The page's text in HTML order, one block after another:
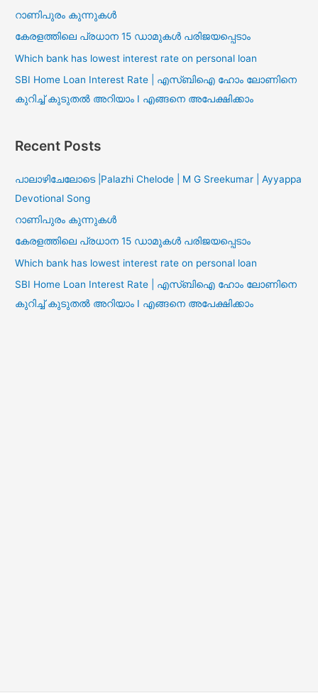
റാണിപുരം കുന്നുകൾ
കേരളത്തിലെ പ്രധാന 15 ഡാമുകൾ പരിജയപ്പെടാം
Which bank has lowest interest rate on personal loan
SBI Home Loan Interest Rate | എസ്ബിഐ ഹോം ലോണിനെ
കുറിച്ച് കുടുതൽ അറിയാം I എങ്ങനെ അപേക്ഷിക്കാം
Recent Posts
പാലാഴിചേലോടെ |Palazhi Chelode | M G Sreekumar | Ayyappa
Devotional Song
റാണിപുരം കുന്നുകൾ
കേരളത്തിലെ പ്രധാന 15 ഡാമുകൾ പരിജയപ്പെടാം
Which bank has lowest interest rate on personal loan
SBI Home Loan Interest Rate | എസ്ബിഐ ഹോം ലോണിനെ
കുറിച്ച് കുടുതൽ അറിയാം I എങ്ങനെ അപേക്ഷിക്കാം